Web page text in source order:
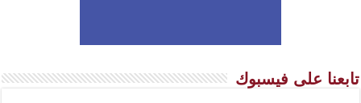
تابعنا على فيسبوك